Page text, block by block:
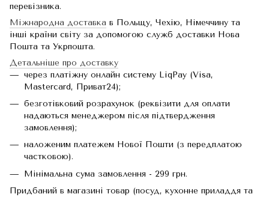
перевізника.
Міжнародна доставка в Польщу, Чехію, Німеччину та
інші країни світу за допомогою служб доставки Нова
Пошта та Укрпошта.
Детальніше про доставку
через платіжну онлайн систему LiqPay (Visa,
Mastercard, Приват24);
безготівковий розрахунок (реквізити для оплати
надаються менеджером після підтвердження
замовлення);
наложеним платежем Нової Пошти (з передплатою
частковою).
Мінімальна сума замовлення - 299 грн.
Придбаний в магазині товар (посуд, кухонне приладдя та